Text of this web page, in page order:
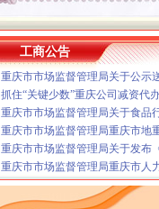
工商公告
重庆市市场监督管理局关于公示
抓住“关键少数”重庆公司减资代
重庆市市场监督管理局关于食品
重庆市市场监督管理局重庆市地
重庆市市场监督管理局关于发布
重庆市市场监督管理局重庆市人